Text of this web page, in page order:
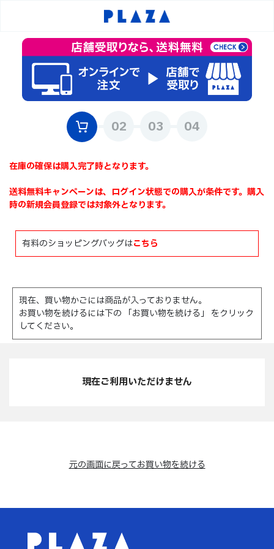
在庫の確保は購入完了時となります。
送料無料キャンペーンは、ログイン状態での購入が条件です。購入
時の新規会員登録では対象外となります。
有料のショッピングバッグはこちら
現在、買い物かごには商品が入っておりません。
お買い物を続けるには下の 「お買い物を続ける」 をクリック
してください。
現在ご利用いただけません
元の画面に戻ってお買い物を続ける